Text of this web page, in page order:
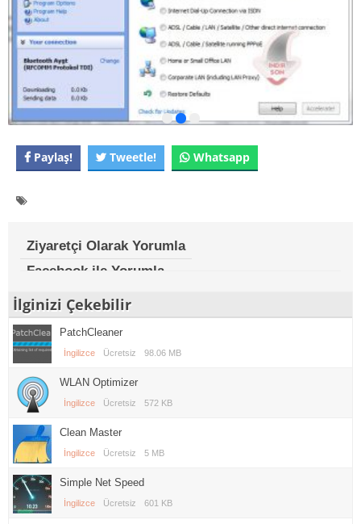
Paylaş! Tweetle! Whatsapp
Ziyaretçi Olarak Yorumla
Facebook ile Yorumla
İlginizi Çekebilir
PatchCleaner
İngilizce Ücretsiz 98.06 MB
WLAN Optimizer
İngilizce Ücretsiz 572 KB
Clean Master
İngilizce Ücretsiz 5 MB
Simple Net Speed
İngilizce Ücretsiz 601 KB